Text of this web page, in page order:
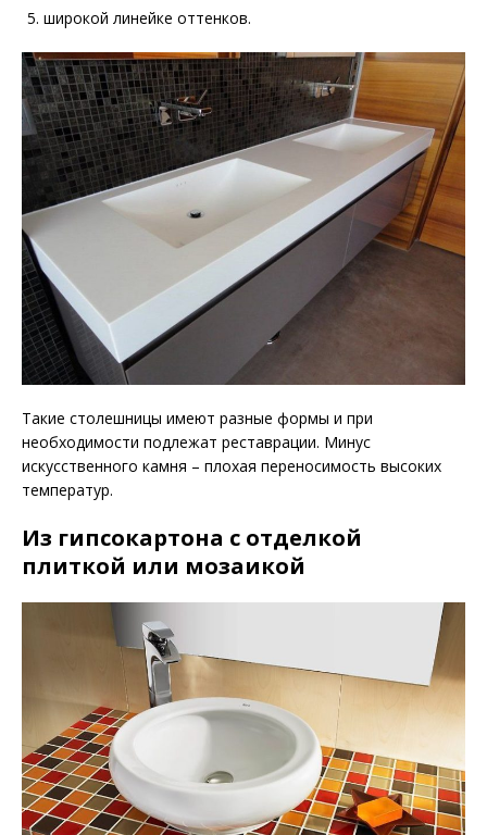
широкой линейке оттенков.
Такие столешницы имеют разные формы и при
необходимости подлежат реставрации. Минус
искусственного камня – плохая переносимость высоких
температур.
Из гипсокартона с отделкой
плиткой или мозаикой